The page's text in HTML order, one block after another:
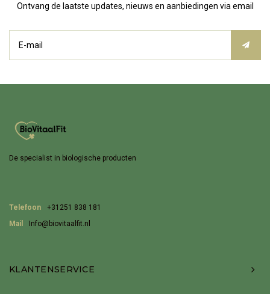
Ontvang de laatste updates, nieuws en aanbiedingen via email
De specialist in biologische producten
Telefoon
+31251 838 181
Mail
Info@biovitaalfit.nl
KLANTENSERVICE